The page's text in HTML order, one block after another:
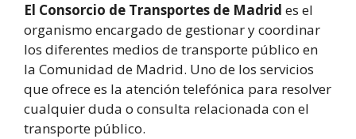
El Consorcio de Transportes de Madrid es el
organismo encargado de gestionar y coordinar
los diferentes medios de transporte público en
la Comunidad de Madrid. Uno de los servicios
que ofrece es la atención telefónica para resolver
cualquier duda o consulta relacionada con el
transporte público.